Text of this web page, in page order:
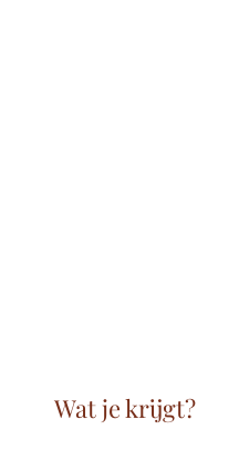
Wat je krijgt?